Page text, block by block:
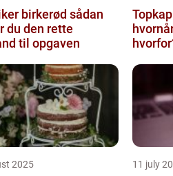
birkerød sådan
du den rette
til opgaven
2025 11 july